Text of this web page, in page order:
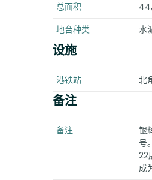
总面积
地台种类
水
设施
港铁站 北
备注
备注
银
号
22
成